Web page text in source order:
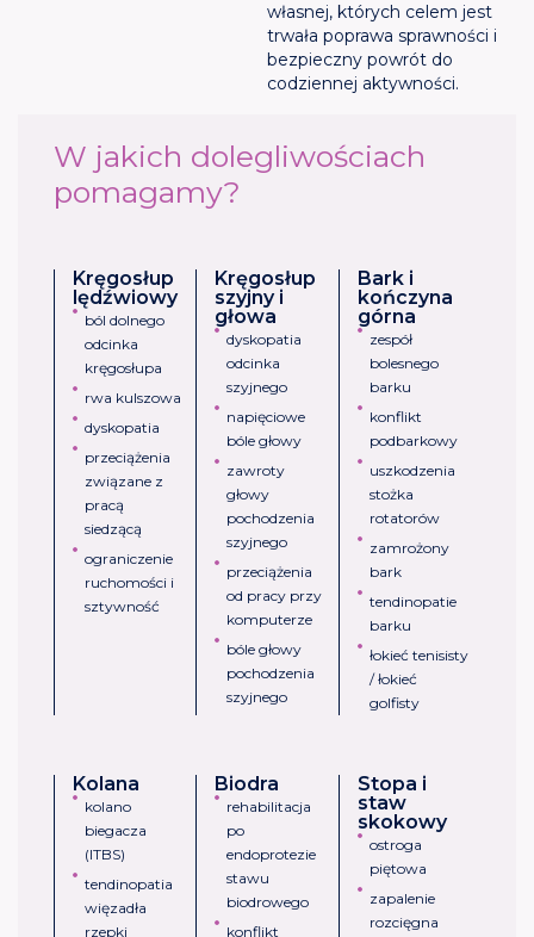
własnej, których celem jest
trwała poprawa sprawności i
bezpieczny powrót do
codziennej aktywności.
W jakich dolegliwościach
pomagamy?
Kręgosłup
lędźwiowy
ból dolnego
odcinka
kręgosłupa
rwa kulszowa
dyskopatia
przeciążenia
związane z
pracą
siedzącą
ograniczenie
ruchomości i
sztywność
Kręgosłup
szyjny i
głowa
dyskopatia
odcinka
szyjnego
napięciowe
bóle głowy
zawroty
głowy
pochodzenia
szyjnego
przeciążenia
od pracy przy
komputerze
bóle głowy
pochodzenia
szyjnego
Bark i
kończyna
górna
zespół
bolesnego
barku
konflikt
podbarkowy
uszkodzenia
stożka
rotatorów
zamrożony
bark
tendinopatie
barku
łokieć tenisisty
/ łokieć
golfisty
Kolana
kolano
biegacza
(ITBS)
tendinopatia
więzadła
rzepki
Biodra
rehabilitacja
po
endoprotezie
stawu
biodrowego
konflikt
Stopa i
staw
skokowy
ostroga
piętowa
zapalenie
rozcięgna